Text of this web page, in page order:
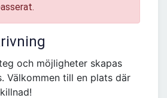
och möjligheter skapas
Välkommen till en plats där